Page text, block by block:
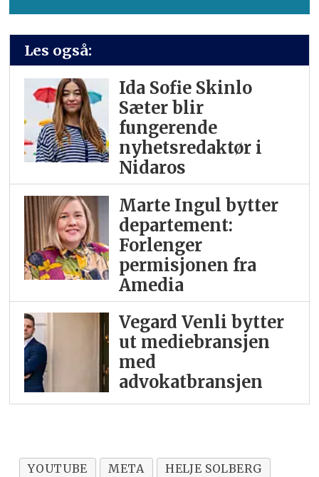
Les også:
Ida Sofie Skinlo
Sæter blir
fungerende
nyhetsredaktør i
Nidaros
Marte Ingul bytter
departement:
Forlenger
permisjonen fra
Amedia
Vegard Venli bytter
ut mediebransjen
med
advokatbransjen
YOUTUBE META
HELJE SOLBERG